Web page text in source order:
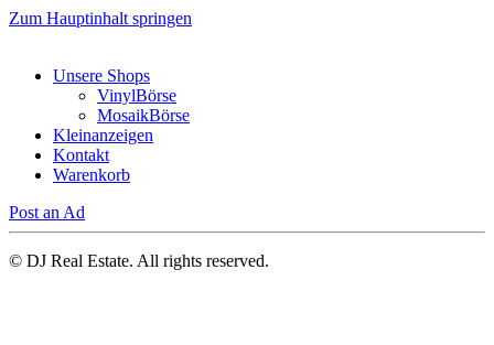
Zum Hauptinhalt springen
Unsere Shops
VinylBörse
MosaikBörse
Kleinanzeigen
Kontakt
Warenkorb
Post an Ad
© DJ Real Estate. All rights reserved.